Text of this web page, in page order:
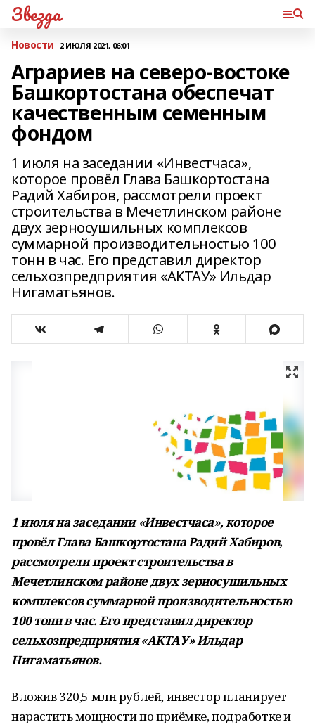
Звезда
Новости 2 ИЮЛЯ 2021, 06:01
Аграриев на северо-востоке
Башкортостана обеспечат
качественным семенным
фондом
1 июля на заседании «Инвестчаса»,
которое провёл Глава Башкортостана
Радий Хабиров, рассмотрели проект
строительства в Мечетлинском районе
двух зерносушильных комплексов
суммарной производительностью 100
тонн в час. Его представил директор
сельхозпредприятия «АКТАУ» Ильдар
Нигаматьянов.
1 июля на заседании «Инвестчаса», которое
провёл Глава Башкортостана Радий Хабиров,
рассмотрели проект строительства в
Мечетлинском районе двух зерносушильных
комплексов суммарной производительностью
100 тонн в час. Его представил директор
сельхозпредприятия «АКТАУ» Ильдар
Нигаматьянов.
Вложив 320,5 млн рублей, инвестор планирует
нарастить мощности по приёмке, подработке и